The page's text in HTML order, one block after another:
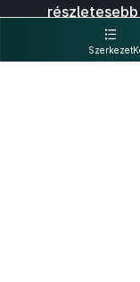
Szerkezet
kattintva